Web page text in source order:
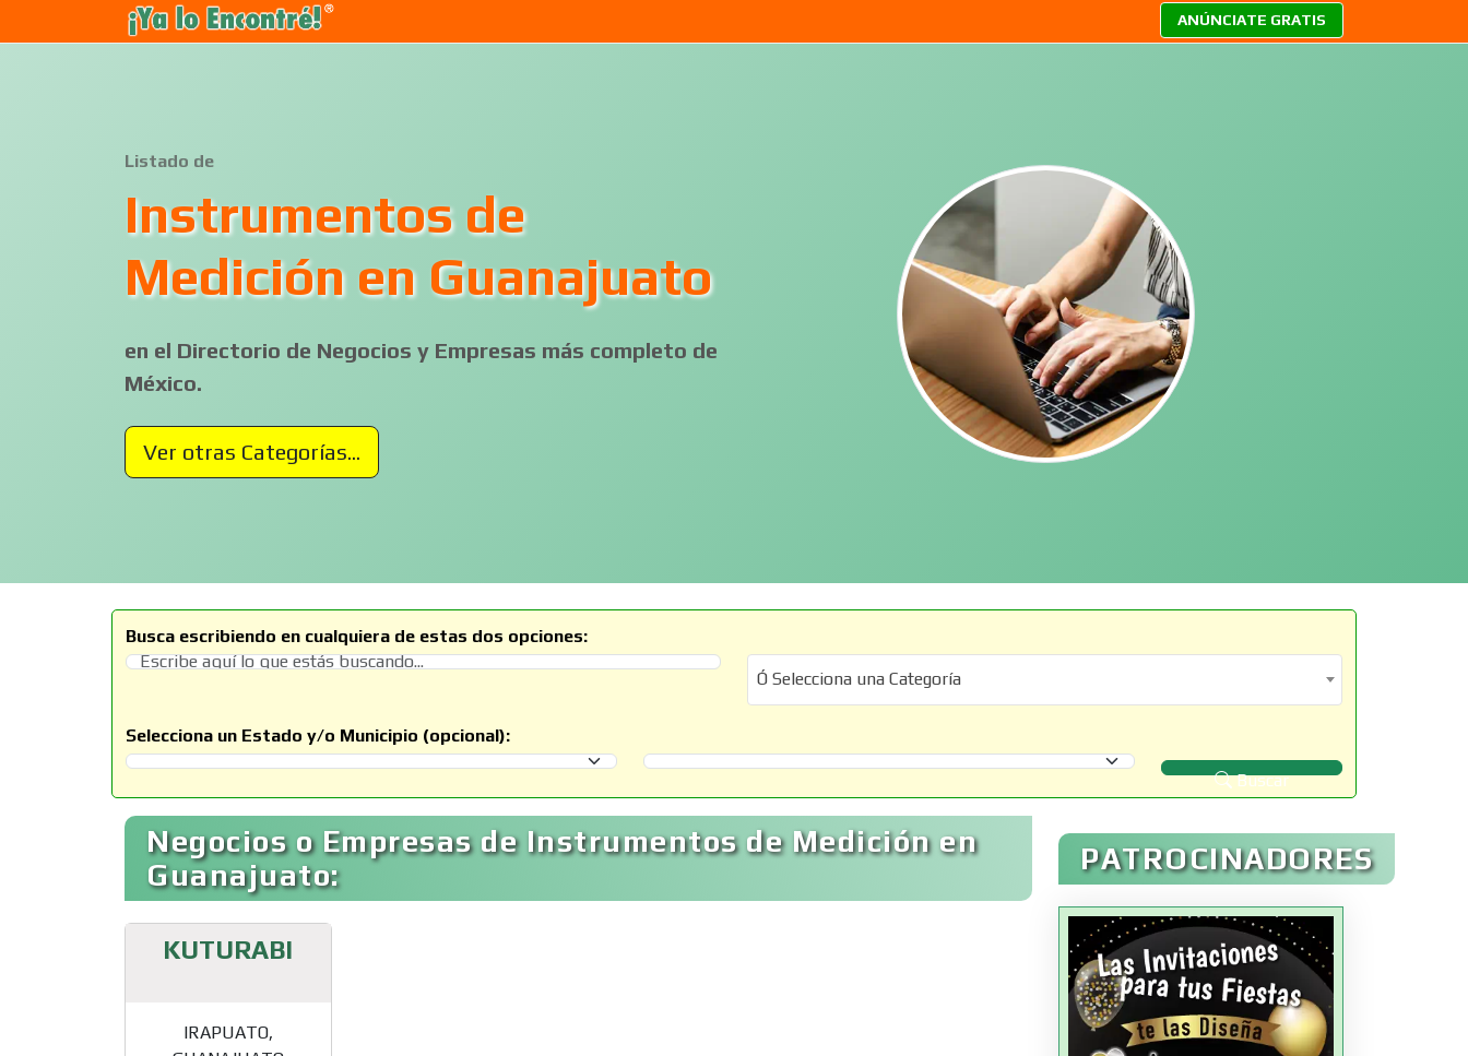
ANÚNCIATE GRATIS
Listado de
Instrumentos de
Medición en Guanajuato
en el Directorio de Negocios y Empresas más completo de
México.
Ver otras Categorías...
Busca escribiendo en cualquiera de estas dos opciones:
Ó Selecciona una Categoría
Ó Selecciona una Categoría
Selecciona un Estado y/o Municipio (opcional):
Selecciona un Estado
Selecciona un Municipio
Buscar
Negocios o Empresas de Instrumentos de Medición en
Guanajuato:
KUTURABI
IRAPUATO,
PATROCINADORES